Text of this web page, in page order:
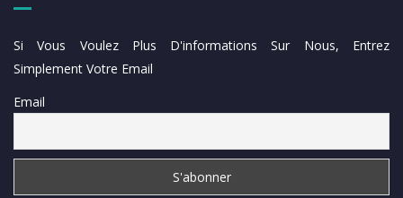
Si Vous Voulez Plus D'informations Sur Nous, Entrez
Simplement Votre Email
Email